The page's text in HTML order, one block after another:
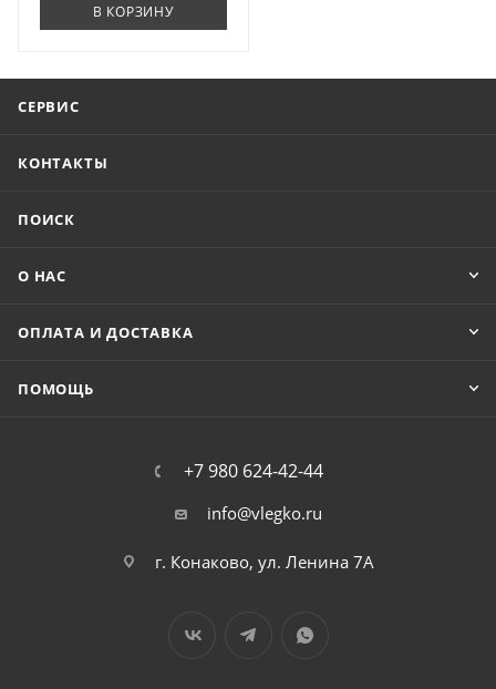
В КОРЗИНУ
СЕРВИС
КОНТАКТЫ
ПОИСК
О НАС
ОПЛАТА И ДОСТАВКА
ПОМОЩЬ
+7 980 624-42-44
info@vlegko.ru
г. Конаково, ул. Ленина 7А